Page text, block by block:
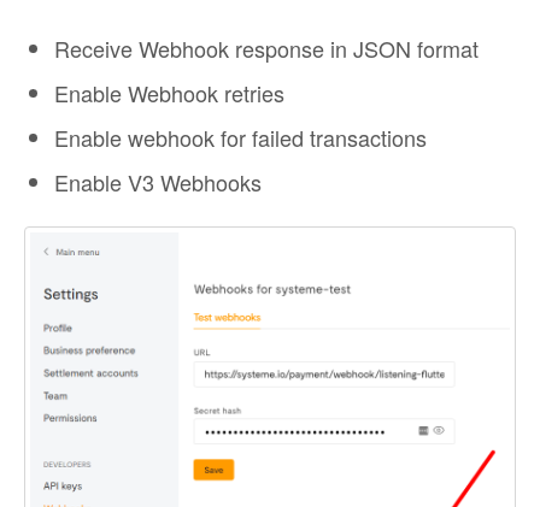
Receive Webhook response in JSON format
Enable Webhook retries
Enable webhook for failed transactions
Enable V3 Webhooks